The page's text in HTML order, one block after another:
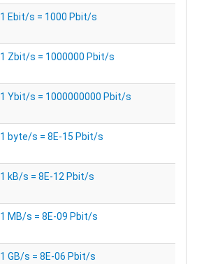
1 Ebit/s = 1000 Pbit/s
1 Zbit/s = 1000000 Pbit/s
1 Ybit/s = 1000000000 Pbit/s
1 byte/s = 8E-15 Pbit/s
1 kB/s = 8E-12 Pbit/s
1 MB/s = 8E-09 Pbit/s
1 GB/s = 8E-06 Pbit/s